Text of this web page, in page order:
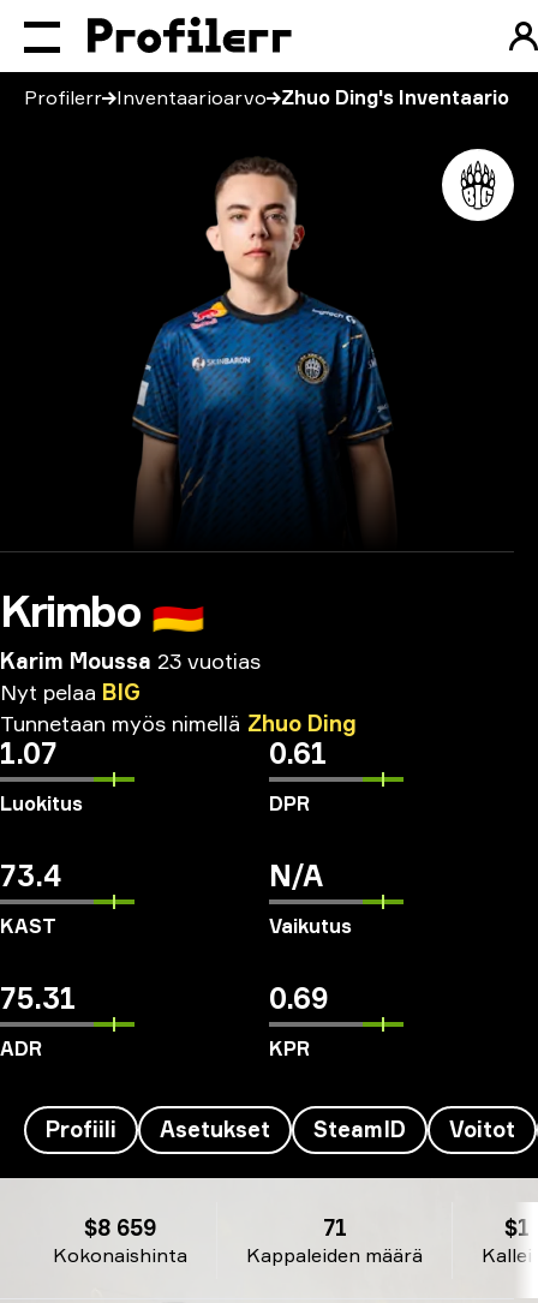
Profilerr Inventaarioarvo Zhuo Ding's Inventaario
Krimbo 🇩🇪
Karim Moussa 23 vuotias
Nyt pelaa BIG
Tunnetaan myös nimellä Zhuo Ding
1.07
Luokitus
0.61
DPR
73.4
KAST
N/A
Vaikutus
75.31
ADR
0.69
KPR
Profiili Asetukset SteamID Voitot
Kokonaishinta
$8 659
Kappaleiden määrä
71 $1